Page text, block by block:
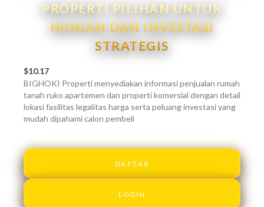
PROPERTI PILIHAN UNTUK
HUNIAN DAN INVESTASI
STRATEGIS
$10.17
BIGHOKI Properti menyediakan informasi penjualan rumah
tanah ruko apartemen dan properti komersial dengan detail
lokasi fasilitas legalitas harga serta peluang investasi yang
mudah dipahami calon pembeli
DAFTAR
LOGIN